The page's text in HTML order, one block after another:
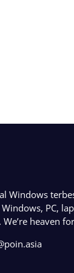
Windows
PC,
heaven